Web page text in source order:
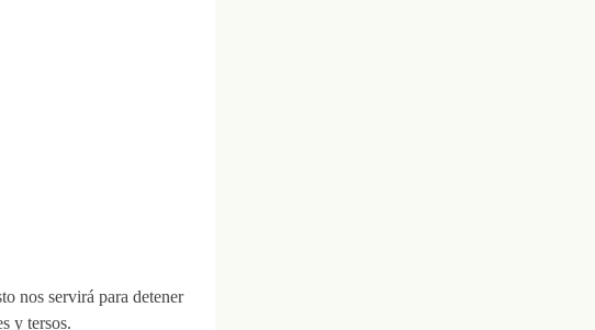
nos servirá para detener
y tersos.